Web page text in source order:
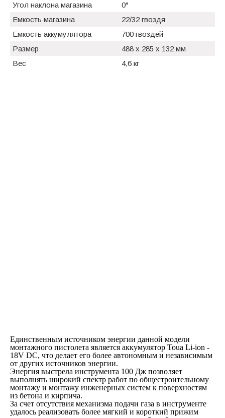
Угол наклона магазина
0°
Емкость магазина
22/32 гвоздя
Емкость аккумулятора
700 гвоздей
Размер
488 х 285 х 132 мм
Вес
4,6 кг
Единственным источником энергии данной модели
монтажного пистолета является аккумулятор Toua Li-ion -
18V DC, что делает его более автономным и независимым
от других источников энергии.
Энергия выстрела инструмента 100 Дж позволяет
выполнять широкий спектр работ по общестроительному
монтажу и монтажу инженерных систем к поверхностям
из бетона и кирпича.
За счет отсутствия механизма подачи газа в инструменте
удалось реализовать более мягкий и короткий прижим